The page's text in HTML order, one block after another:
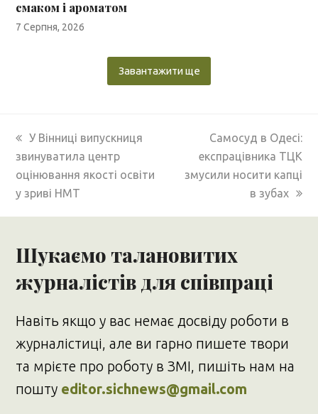
смаком і ароматом
7 Серпня, 2026
Завантажити ще
previous
post:
У Вінниці випускниця
звинуватила центр
оцінювання якості освіти
у зриві НМТ
next
post:
Самосуд в Одесі:
експрацівника ТЦК
змусили носити капці
в зубах
Шукаємо талановитих
журналістів для співпраці
Навіть якщо у вас немає досвіду роботи в
журналістиці, але ви гарно пишете твори
та мрієте про роботу в ЗМІ, пишіть нам на
пошту editor.sichnews@gmail.com